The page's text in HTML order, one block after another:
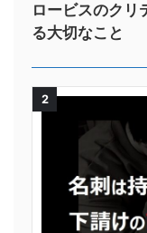
ロービスのクリ
る大切なこと
2